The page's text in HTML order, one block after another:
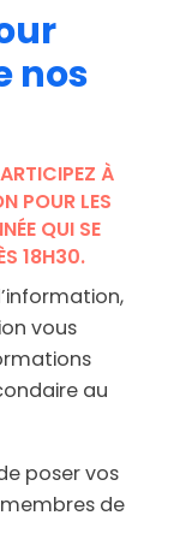
nos
À
POUR LES
QUI SE
18H30.
vous
au
poser vos
de